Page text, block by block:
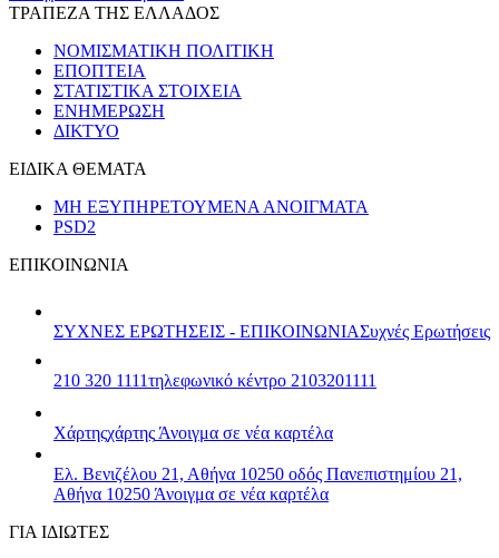
ΤΡΑΠΕΖΑ ΤΗΣ ΕΛΛΑΔΟΣ
ΝΟΜΙΣΜΑΤΙΚΗ ΠΟΛΙΤΙΚΗ
ΕΠΟΠΤΕΙΑ
ΣΤΑΤΙΣΤΙΚΑ ΣΤΟΙΧΕΙΑ
ΕΝΗΜΕΡΩΣΗ
ΔΙΚΤΥΟ
ΕΙΔΙΚΑ ΘΕΜΑΤΑ
ΜΗ ΕΞΥΠΗΡΕΤΟΥΜΕΝΑ ΑΝΟΙΓΜΑΤΑ
PSD2
ΕΠΙΚΟΙΝΩΝΙΑ
ΣΥΧΝΕΣ ΕΡΩΤΗΣΕΙΣ - ΕΠΙΚΟΙΝΩΝΙΑΣυχνές Ερωτήσεις
210 320 1111τηλεφωνικό κέντρο 2103201111
Χάρτηςχάρτης Άνοιγμα σε νέα καρτέλα
Ελ. Βενιζέλου 21, Αθήνα 10250 οδός Πανεπιστημίου 21,
Αθήνα 10250 Άνοιγμα σε νέα καρτέλα
ΓΙΑ ΙΔΙΩΤΕΣ